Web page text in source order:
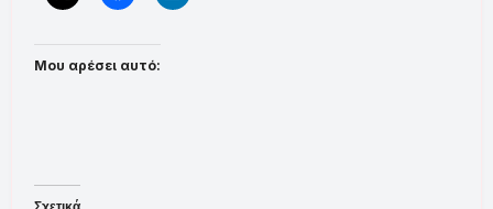
Μου αρέσει αυτό: